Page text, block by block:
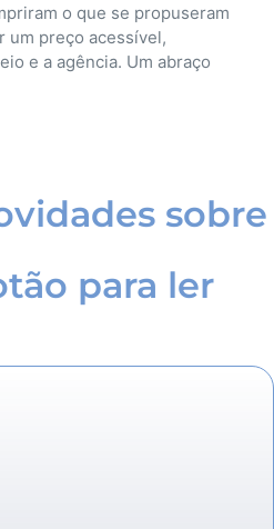
Parabéns e sucesso é o que
sobre
para ler